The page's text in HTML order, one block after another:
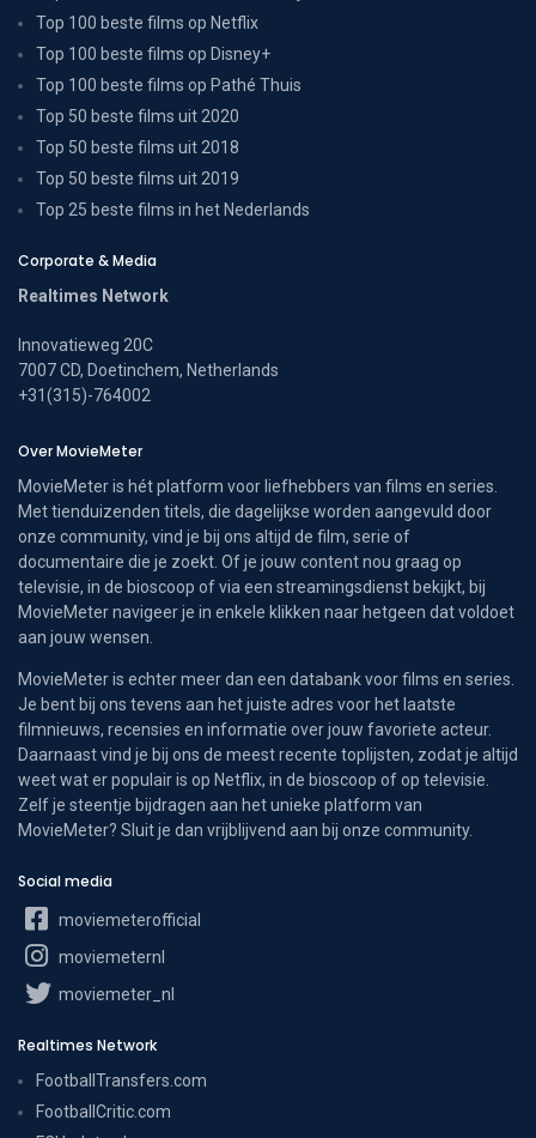
Top 100 beste films op Netflix
Top 100 beste films op Disney+
Top 100 beste films op Pathé Thuis
Top 50 beste films uit 2020
Top 50 beste films uit 2018
Top 50 beste films uit 2019
Top 25 beste films in het Nederlands
Corporate & Media
Realtimes Network
Innovatieweg 20C
7007 CD, Doetinchem, Netherlands
+31(315)-764002
Over MovieMeter
MovieMeter is hét platform voor liefhebbers van films en series.
Met tienduizenden titels, die dagelijkse worden aangevuld door
onze community, vind je bij ons altijd de film, serie of
documentaire die je zoekt. Of je jouw content nou graag op
televisie, in de bioscoop of via een streamingsdienst bekijkt, bij
MovieMeter navigeer je in enkele klikken naar hetgeen dat voldoet
aan jouw wensen.
MovieMeter is echter meer dan een databank voor films en series.
Je bent bij ons tevens aan het juiste adres voor het laatste
filmnieuws, recensies en informatie over jouw favoriete acteur.
Daarnaast vind je bij ons de meest recente toplijsten, zodat je altijd
weet wat er populair is op Netflix, in de bioscoop of op televisie.
Zelf je steentje bijdragen aan het unieke platform van
MovieMeter? Sluit je dan vrijblijvend aan bij onze community.
Social media
moviemeterofficial
moviemeternl
moviemeter_nl
Realtimes Network
FootballTransfers.com
FootballCritic.com